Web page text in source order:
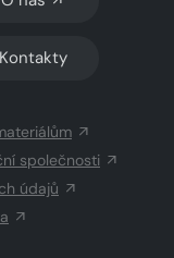
Kontakty
společnosti
údajů